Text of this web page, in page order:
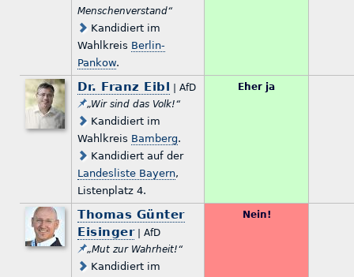
Menschenverstand“
Kandidiert im
Wahlkreis Berlin-
Pankow.
Dr. Franz Eibl
| AfD
„Wir sind das Volk!“
Kandidiert im
Wahlkreis Bamberg.
Kandidiert auf der
Landesliste Bayern,
Listenplatz 4.
Eher ja
Thomas Günter
Eisinger| AfD
„Mut zur Wahrheit!“
Kandidiert im
Nein!